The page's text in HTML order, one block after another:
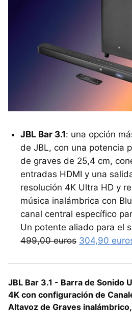
JBL Bar 3.1: una opción
de JBL, con una potencia
de graves de 25,4 cm,
entradas HDMI y una
resolución 4K Ultra HD y
música inalámbrica con
canal central específico
Un potente aliado para el
499,00 euros 304,90
JBL Bar 3.1 - Barra de Sonido
4K con configuración de
Altavoz de Graves